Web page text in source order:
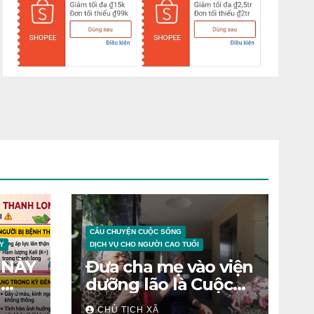
CÂU CHUYỆN CUỘC SỐNG
DỊCH VỤ CHO NGƯỜI CAO TUỔI
Đưa cha mẹ vào viện
dưỡng lão là Cuộc
chiến tâm lý
CHỦ TỊCH XÃ